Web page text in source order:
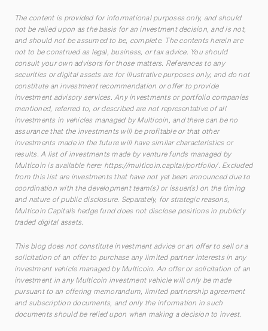
The content is provided for informational purposes only, and should
not be relied upon as the basis for an investment decision, and is not,
and should not be assumed to be, complete. The contents herein are
not to be construed as legal, business, or tax advice. You should
consult your own advisors for those matters. References to any
securities or digital assets are for illustrative purposes only, and do not
constitute an investment recommendation or offer to provide
investment advisory services. Any investments or portfolio companies
mentioned, referred to, or described are not representative of all
investments in vehicles managed by Multicoin, and there can be no
assurance that the investments will be profitable or that other
investments made in the future will have similar characteristics or
results. A list of investments made by venture funds managed by
Multicoin is available here: https://multicoin.capital/portfolio/. Excluded
from this list are investments that have not yet been announced due to
coordination with the development team(s) or issuer(s) on the timing
and nature of public disclosure. Separately, for strategic reasons,
Multicoin Capital’s hedge fund does not disclose positions in publicly
traded digital assets.
This blog does not constitute investment advice or an offer to sell or a
solicitation of an offer to purchase any limited partner interests in any
investment vehicle managed by Multicoin. An offer or solicitation of an
investment in any Multicoin investment vehicle will only be made
pursuant to an offering memorandum, limited partnership agreement
and subscription documents, and only the information in such
documents should be relied upon when making a decision to invest.